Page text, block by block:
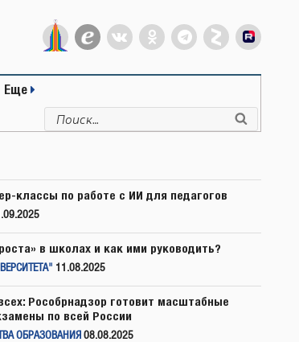
Еще
Искать:
классы по работе с ИИ для педагогов
в школах и как ими руководить?
11.08.2025
Рособрнадзор готовит масштабные
по всей России
ОБРАЗОВАНИЯ 08.08.2025